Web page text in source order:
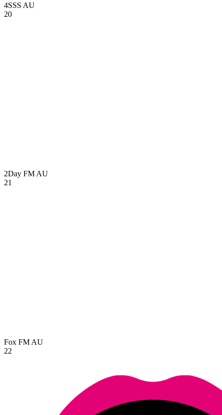
4SSS AU
20
2Day FM AU
21
Fox FM AU
22